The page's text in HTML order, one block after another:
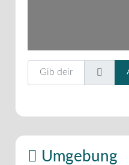
Gib deinen Standort ein.
Umgebung